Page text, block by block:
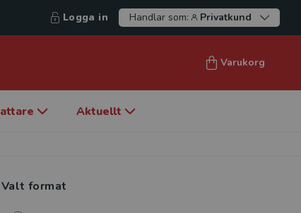
Logga in Handlar som: Privatkund
Varukorg
Aktuellt
Valt format